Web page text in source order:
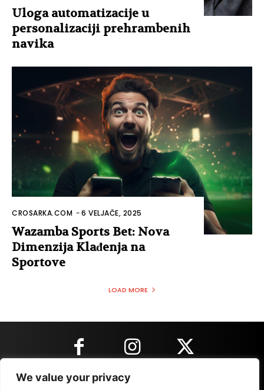
We value your privacy
Uloga automatizacije u
personalizaciji prehrambenih
navika
CROSARKA.COM -6 VELJAČE, 2025
Wazamba Sports Bet: Nova
Dimenzija Klađenja na
Sportove
LOAD MORE